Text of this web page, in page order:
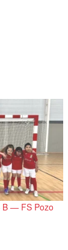
B — FS Pozo